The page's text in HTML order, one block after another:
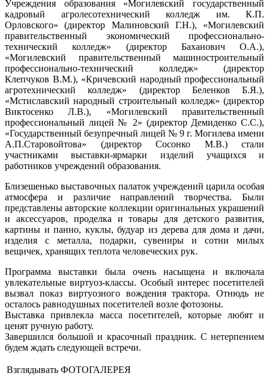
Учреждения образования «Могилевский государственный
кадровый агролесотехнический колледж им. К.П.
Орловского» (директор Малиновский Г.Н.), «Могилевский
правительственный экономический профессионально-
технический колледж» (директор Баханович О.А.),
«Могилевский правительственный машиностроительный
профессионально-технический колледж» (директор
Клепчуков В.М.), «Кричевский народный профессиональный
агротехнический колледж» (директор Беленков Б.Я.),
«Мстиславский народный строительный колледж» (директор
Виктосенко Л.В.), «Могилевский правительственный
профессиональный лицей № 2» (директор Демиденко С.С.),
«Государственный безупречный лицей № 9 г. Могилева имени
А.П.Старовойтова» (директор Сосонко М.В.) стали
участниками выставки-ярмарки изделий учащихся и
работников учреждений образования.
Близешенько выставочных палаток учреждений царила особая
атмосфера и различие направлений творчества. Были
представлены авторские коллекции оригинальных украшений
и аксессуаров, проделка и товары для детского развития,
картины и панно, куклы, будуар из дерева для дома и дачи,
изделия с металла, подарки, сувениры и сотни милых
вещичек, хранящих теплота человеческих рук.
Программа выставки была очень насыщена и включала
увлекательные виртуоз-классы. Особый интерес посетителей
вызвал показ виртуозного вождения трактора. Отнюдь не
осталось равнодушных посетителей возле фотозоны.
Выставка привлекла масса посетителей, которые любят и
ценят ручную работу.
Завершился большой и красочный праздник. С нетерпением
будем ждать следующей встречи.
Взглядывать ФОТОГАЛЕРЕЯ